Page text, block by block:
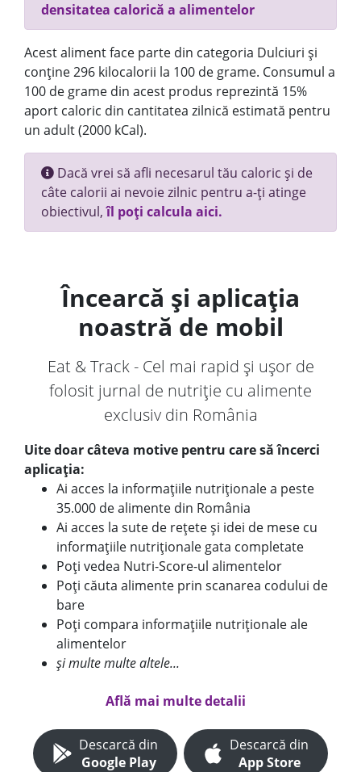
densitatea calorică a alimentelor
Acest aliment face parte din categoria Dulciuri și
conține 296 kilocalorii la 100 de grame. Consumul a
100 de grame din acest produs reprezintă 15%
aport caloric din cantitatea zilnică estimată pentru
un adult (2000 kCal).
Dacă vrei să afli necesarul tău caloric și de
câte calorii ai nevoie zilnic pentru a-ți atinge
obiectivul,îl poți calcula aici.
Încearcă și aplicația
noastră de mobil
Eat & Track - Cel mai rapid și ușor de
folosit jurnal de nutriție cu alimente
exclusiv din România
Uite doar câteva motive pentru care să încerci
aplicația:
Ai acces la informațiile nutriționale a peste
35.000 de alimente din România
Ai acces la sute de rețete și idei de mese cu
informațiile nutriționale gata completate
Poți vedea Nutri-Score-ul alimentelor
Poți căuta alimente prin scanarea codului de
bare
Poți compara informațiile nutriționale ale
alimentelor
și multe multe altele...
Află mai multe detalii
Descarcă din
Google Play
Descarcă din
App Store